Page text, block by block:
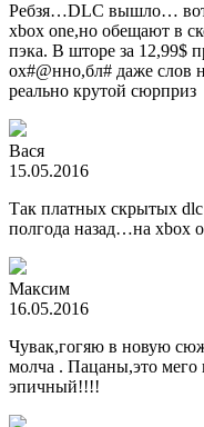
Ребзя…DLC вышло… вот
xbox one,но обещают в
пэка. В шторе за 12,99$
ох#@нно,бл# даже слов
реально крутой сюрприз
Вася
15.05.2016
Так платных скрытых
полгода назад…на xbox
Максим
16.05.2016
Чувак,гогяю в новую
молча . Пацаны,это
эпичный!!!!